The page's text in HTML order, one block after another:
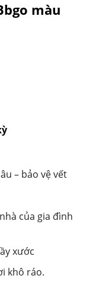
màu
– bảo vệ vết
của gia đình
xước
khô ráo.